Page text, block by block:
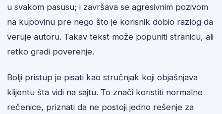
u svakom pasusu; i završava se agresivnim pozivom
na kupovinu pre nego što je korisnik dobio razlog da
veruje autoru. Takav tekst može popuniti stranicu, ali
retko gradi poverenje.
Bolji pristup je pisati kao stručnjak koji objašnjava
klijentu šta vidi na sajtu. To znači koristiti normalne
rečenice, priznati da ne postoji jedno rešenje za